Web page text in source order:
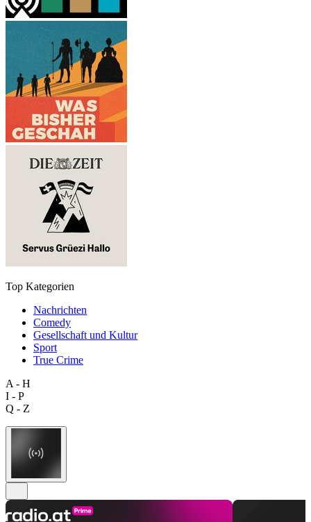
Top Kategorien
Nachrichten
Comedy
Gesellschaft und Kultur
Sport
True Crime
A - H
I - P
Q - Z